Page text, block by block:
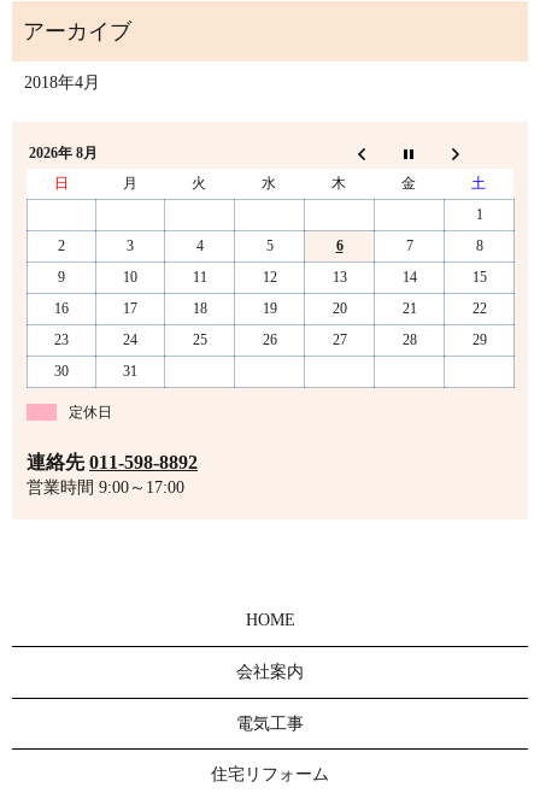
2018年4月
2026年 8月
日
月 火 水 木 金
土
1
2
3 4 5 6 7
8
9
10 11 12 13 14
15
16
17 18 19 20 21
22
23
24 25 26 27 28
29
30
31
定休日
連絡先011-598-8892
営業時間 9:00～17:00
HOME
会社案内
電気工事
住宅リフォーム